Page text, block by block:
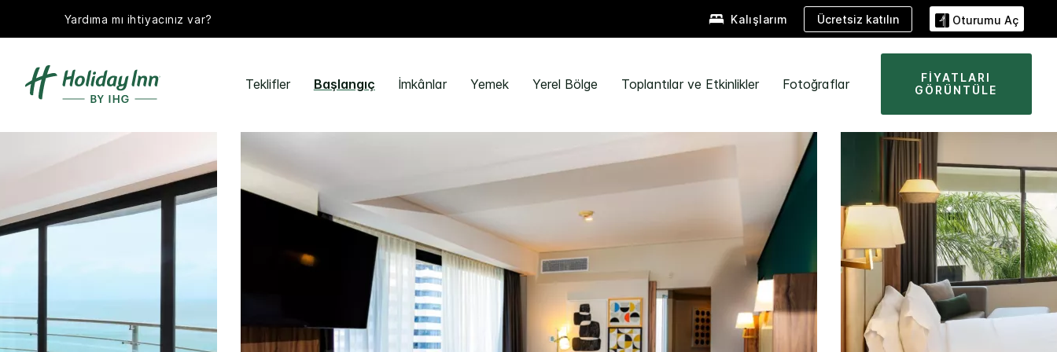
Yardıma mı ihtiyacınız var? Kalışlarım Ücretsiz katılın Oturumu Aç
Teklifler Başlangıç İmkânlar Yemek Yerel Bölge Toplantılar ve Etkinlikler Fotoğraflar
FIYATLARI
GÖRÜNTÜLE